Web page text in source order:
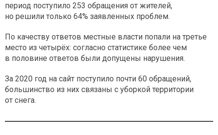
период поступило 253 обращения от жителей,
но решили только 64% заявленных проблем.
По качеству ответов местные власти попали на третье
место из четырёх: согласно статистике более чем
в половине ответов были допущены нарушения.
За 2020 год на сайт поступило почти 60 обращений,
большинство из них связаны с уборкой территории
от снега.